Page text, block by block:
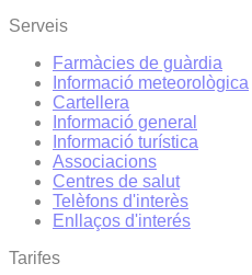
Serveis
Farmàcies de guàrdia
Informació meteorològica
Cartellera
Informació general
Informació turística
Associacions
Centres de salut
Telèfons d'interès
Enllaços d'interés
Tarifes